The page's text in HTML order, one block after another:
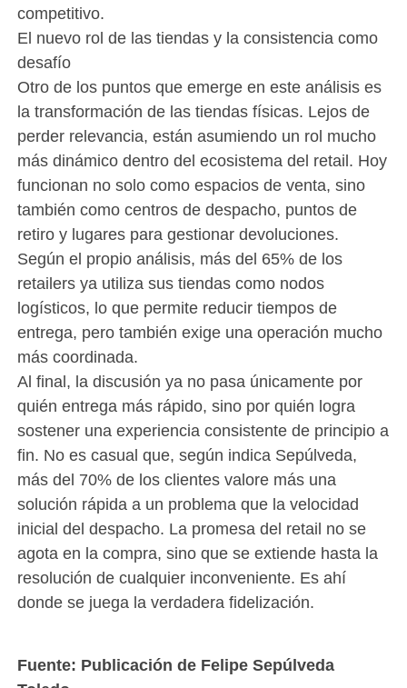
competitivo.
El nuevo rol de las tiendas y la consistencia como
desafío
Otro de los puntos que emerge en este análisis es
la transformación de las tiendas físicas. Lejos de
perder relevancia, están asumiendo un rol mucho
más dinámico dentro del ecosistema del retail. Hoy
funcionan no solo como espacios de venta, sino
también como centros de despacho, puntos de
retiro y lugares para gestionar devoluciones.
Según el propio análisis, más del 65% de los
retailers ya utiliza sus tiendas como nodos
logísticos, lo que permite reducir tiempos de
entrega, pero también exige una operación mucho
más coordinada.
Al final, la discusión ya no pasa únicamente por
quién entrega más rápido, sino por quién logra
sostener una experiencia consistente de principio a
fin. No es casual que, según indica Sepúlveda,
más del 70% de los clientes valore más una
solución rápida a un problema que la velocidad
inicial del despacho. La promesa del retail no se
agota en la compra, sino que se extiende hasta la
resolución de cualquier inconveniente. Es ahí
donde se juega la verdadera fidelización.
Fuente: Publicación de Felipe Sepúlveda